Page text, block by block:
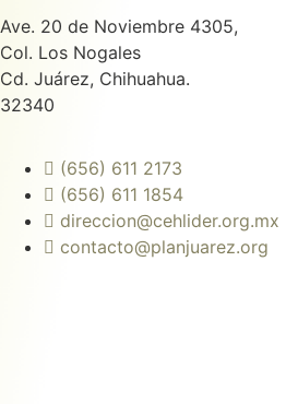
Ave. 20 de Noviembre 4305,
Col. Los Nogales
Cd. Juárez, Chihuahua.
32340
(656) 611 2173
(656) 611 1854
direccion@cehlider.org.mx
contacto@planjuarez.org